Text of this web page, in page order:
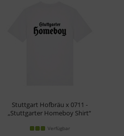
Stuttgart Hofbräu x 0711 -
„Stuttgarter Homeboy Shirt“
Verfügbar